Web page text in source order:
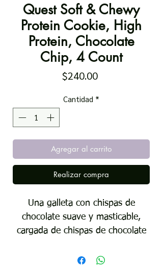
Quest Soft & Chewy
Protein Cookie, High
Protein, Chocolate
Chip, 4 Count
$240.00Precio
Cantidad *
Agregar al carrito
Realizar compra
Una galleta con chispas de
chocolate suave y masticable,
cargada de chispas de chocolate
1 g de azúcar. un paquete de 4